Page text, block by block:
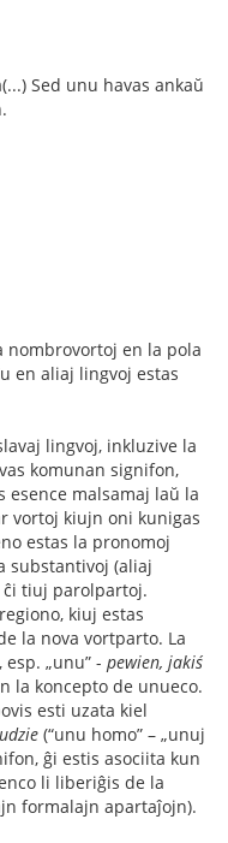
Sed unu havas ankaŭ
en la pola
en aliaj lingvoj estas
lingvoj, inkluzive la
komunan signifon,
malsamaj laŭ la
vortoj kiujn oni kunigas
estas la pronomoj
substantivoj (aliaj
ĉi tiuj parolpartoj.
kiuj estas
la nova vortparto. La
, esp. „unu” - pewien, jakiś
la koncepto de unueco.
esti uzata kiel
(“unu homo” – „unuj
ĝi estis asociita kun
li liberiĝis de la
formalajn apartaĵojn).